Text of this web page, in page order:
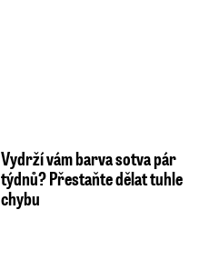
Vydrží vám barva sotva pár
týdnů? Přestaňte dělat tuhle
chybu